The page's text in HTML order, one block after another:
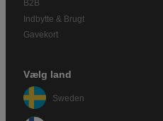
B2B
Indbytte & Brugt
Gavekort
Vælg land
Sweden